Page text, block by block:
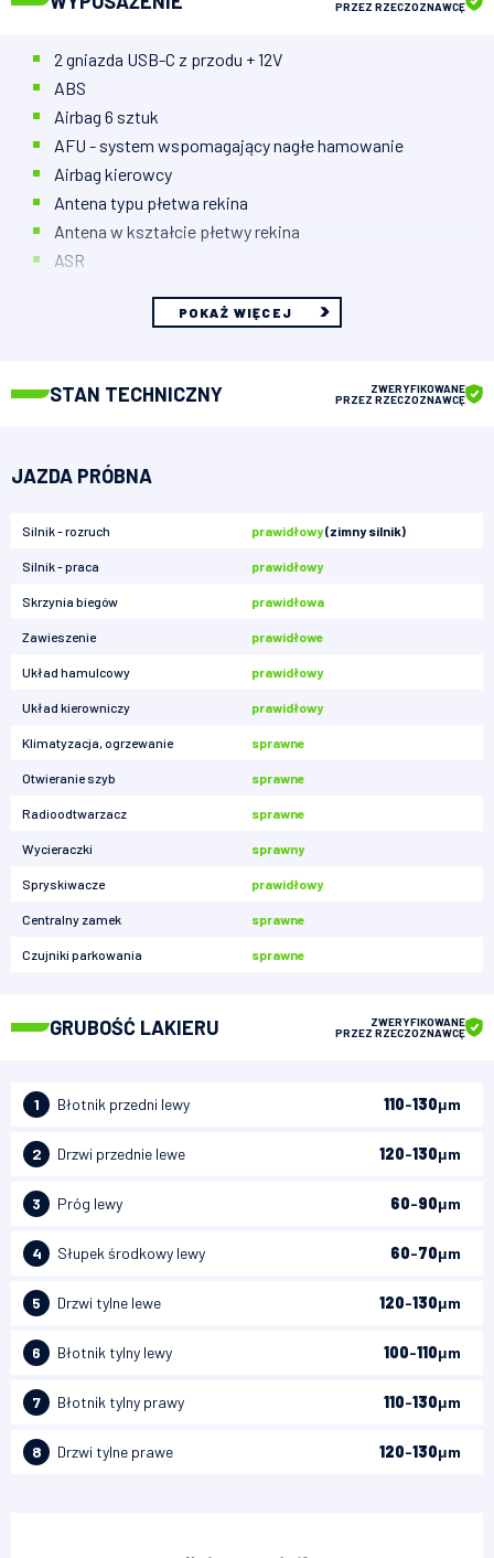
PRZEZ RZECZOZNAWCĘ
2 gniazda USB-C z przodu + 12V
ABS
Airbag 6 sztuk
AFU - system wspomagający nagłe hamowanie
Airbag kierowcy
Antena typu płetwa rekina
Antena w kształcie płetwy rekina
ASR
POKAŻ WIĘCEJ
STAN TECHNICZNY
ZWERYFIKOWANE
PRZEZ RZECZOZNAWCĘ
JAZDA PRÓBNA
Silnik - rozruch prawidłowy(zimny silnik)
Silnik - praca prawidłowy
Skrzynia biegów prawidłowa
Zawieszenie prawidłowe
Układ hamulcowy prawidłowy
Układ kierowniczy prawidłowy
Klimatyzacja, ogrzewanie sprawne
Otwieranie szyb sprawne
Radioodtwarzacz sprawne
Wycieraczki sprawny
Spryskiwacze prawidłowy
Centralny zamek sprawne
Czujniki parkowania sprawne
GRUBOŚĆ LAKIERU
ZWERYFIKOWANE
PRZEZ RZECZOZNAWCĘ
1 Błotnik przedni lewy 110-130μm
2 Drzwi przednie lewe 120-130μm
3 Próg lewy 60-90μm
4 Słupek środkowy lewy 60-70μm
5 Drzwi tylne lewe 120-130μm
6 Błotnik tylny lewy 100-110μm
7 Błotnik tylny prawy 110-130μm
8 Drzwi tylne prawe 120-130μm